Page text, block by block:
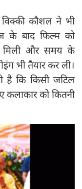
विक्की कौशल ने भी
के बाद फिल्म को
मिली और समय के
भी तैयार कर ली।
है कि किसी जटिल
कलाकार को कितनी